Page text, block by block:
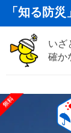
「知る防
いざ
確か